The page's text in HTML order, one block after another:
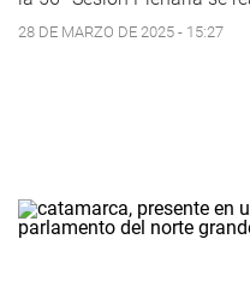
28 DE MARZO DE 2025 - 15:27